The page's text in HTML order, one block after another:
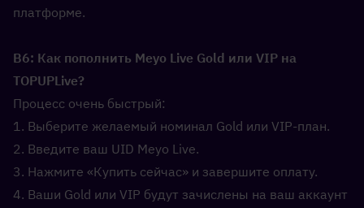
платформе.
В6: Как пополнить Meyo Live Gold или VIP на
TOPUPLive?
Процесс очень быстрый:
1. Выберите желаемый номинал Gold или VIP-план.
2. Введите ваш UID Meyo Live.
3. Нажмите «Купить сейчас» и завершите оплату.
4. Ваши Gold или VIP будут зачислены на ваш аккаунт